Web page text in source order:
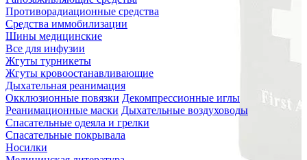
Противорадиационные средства
Средства иммобилизации
Шины медицинские
Все для инфузии
Жгуты турникеты
Жгуты кровоостанавливающие
Дыхательная реанимация
Окклюзионные повязки Декомпрессионные иглы
Реанимационные маски Дыхательные воздуховоды
Спасательные одеяла и грелки
Спасательные покрывала
Носилки